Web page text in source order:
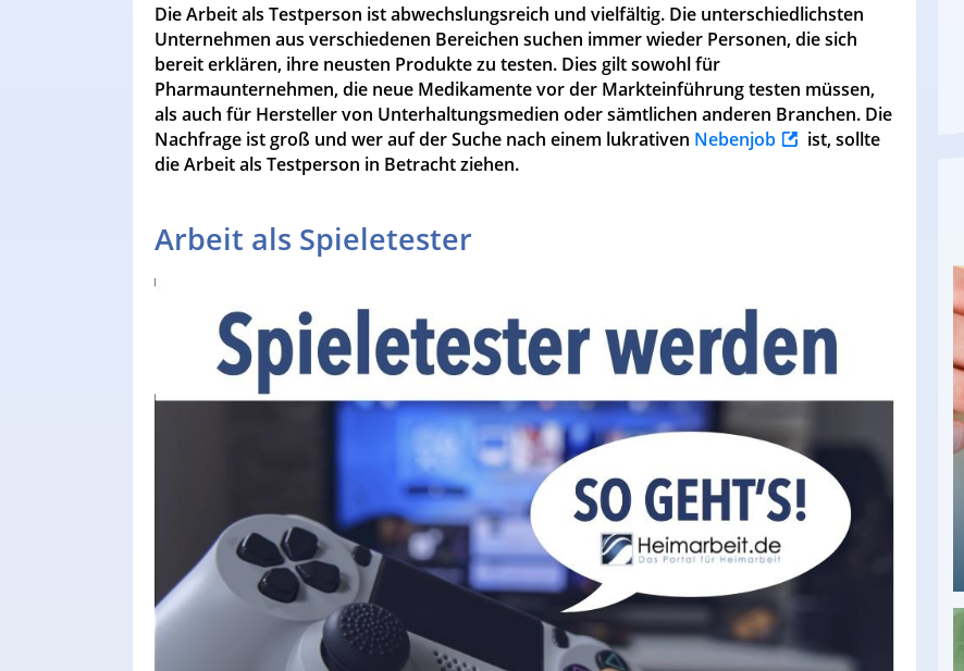
Die Arbeit als Testperson ist abwechslungsreich und vielfältig. Die unterschiedlichsten
Unternehmen aus verschiedenen Bereichen suchen immer wieder Personen, die sich
bereit erklären, ihre neusten Produkte zu testen. Dies gilt sowohl für
Pharmaunternehmen, die neue Medikamente vor der Markteinführung testen müssen,
als auch für Hersteller von Unterhaltungsmedien oder sämtlichen anderen Branchen. Die
Nachfrage ist groß und wer auf der Suche nach einem lukrativen Nebenjob
ist, sollte
die Arbeit als Testperson in Betracht ziehen.
Arbeit als Spieletester
Heimarbeit ohne PC: Die besten Heimarbeiten